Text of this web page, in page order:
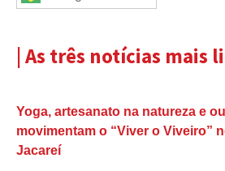
| As três notícias mais
Yoga, artesanato na natureza e
movimentam o “Viver o Viveiro”
Jacareí